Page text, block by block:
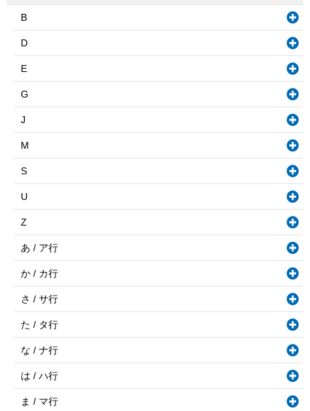
B
D
E
G
J
M
S
U
Z
あ / ア行
か / カ行
さ / サ行
た / タ行
な / ナ行
は / ハ行
ま / マ行